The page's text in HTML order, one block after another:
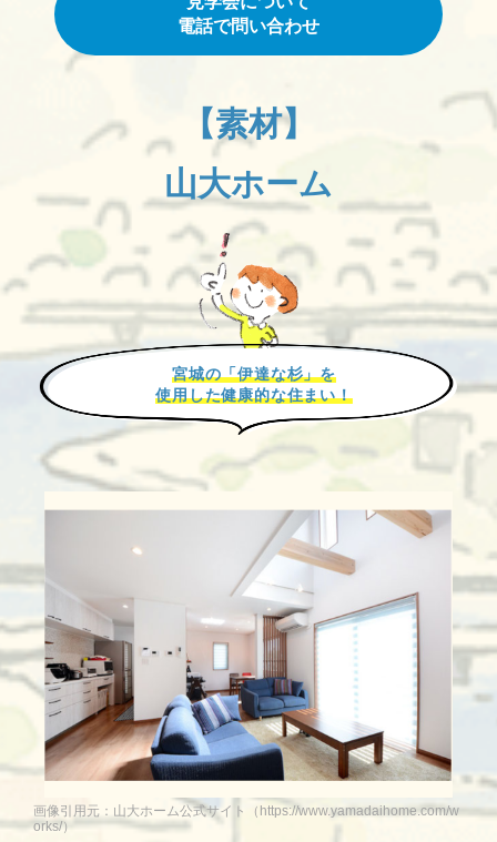
電話で問い合わせ
【素材】
山大ホーム
宮城の「伊達な杉」を
使用した健康的な住まい！
画像引用元：山大ホーム公式サイト（https://www.yamadaihome.com/w
orks/）